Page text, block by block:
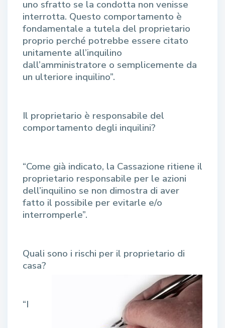
uno sfratto se la condotta non venisse
interrotta. Questo comportamento è
fondamentale a tutela del proprietario
proprio perché potrebbe essere citato
unitamente all’inquilino
dall’amministratore o semplicemente da
un ulteriore inquilino”.
Il proprietario è responsabile del
comportamento degli inquilini?
“Come già indicato, la Cassazione ritiene il
proprietario responsabile per le azioni
dell’inquilino se non dimostra di aver
fatto il possibile per evitarle e/o
interromperle”.
Quali sono i rischi per il proprietario di
casa?
“I